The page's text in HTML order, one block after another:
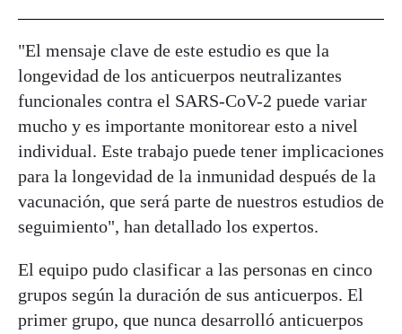
"El mensaje clave de este estudio es que la
longevidad de los anticuerpos neutralizantes
funcionales contra el SARS-CoV-2 puede variar
mucho y es importante monitorear esto a nivel
individual. Este trabajo puede tener implicaciones
para la longevidad de la inmunidad después de la
vacunación, que será parte de nuestros estudios de
seguimiento", han detallado los expertos.
El equipo pudo clasificar a las personas en cinco
grupos según la duración de sus anticuerpos. El
primer grupo, que nunca desarrolló anticuerpos